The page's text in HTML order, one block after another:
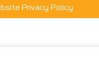
Privacy Policy